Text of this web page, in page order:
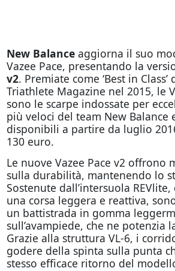
New Balance aggiorna il suo
Vazee Pace, presentando la
v2. Premiate come ‘Best in
Triathlete Magazine nel 2015, le
sono le scarpe indossate per
più veloci del team New Balance
disponibili a partire da luglio
130 euro.
Le nuove Vazee Pace v2 offrono
sulla durabilità, mantenendo lo
Sostenute dall’intersuola
una corsa leggera e reattiva,
un battistrada in gomma
sull’avampiede, che ne potenzia
Grazie alla struttura VL-6, i
godere della spinta sulla punta
stesso efficace ritorno del